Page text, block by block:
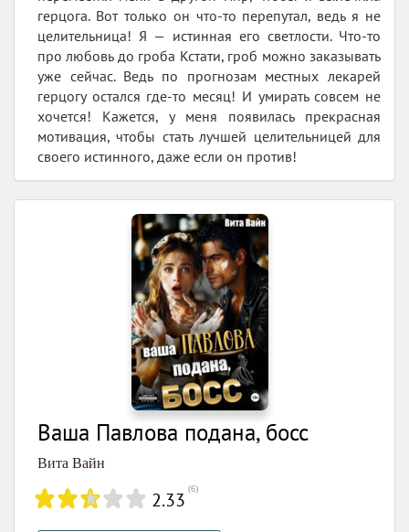
герцога. Вот только он что-то перепутал, ведь я не
целительница! Я — истинная его светлости. Что-то
про любовь до гроба Кстати, гроб можно заказывать
уже сейчас. Ведь по прогнозам местных лекарей
герцогу остался где-то месяц! И умирать совсем не
хочется! Кажется, у меня появилась прекрасная
мотивация, чтобы стать лучшей целительницей для
своего истинного, даже если он против!
Ваша Павлова подана, босс
Вита Вайн
2.33 (6)